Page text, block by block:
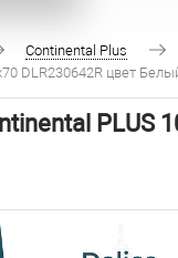
Continental Plus
DLR230642R цвет
PLUS